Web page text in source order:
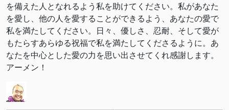
を備えた人となれるよう私を助けてください。私があなた
を愛し、他の人を愛することができるよう、あなたの愛で
私を満たしてください。日々、優しさ、忍耐、そして愛が
もたらすあらゆる祝福で私を満たしてくださるように。あ
なたを中心とした愛の力を思い出させてくれ感謝します。
アーメン！